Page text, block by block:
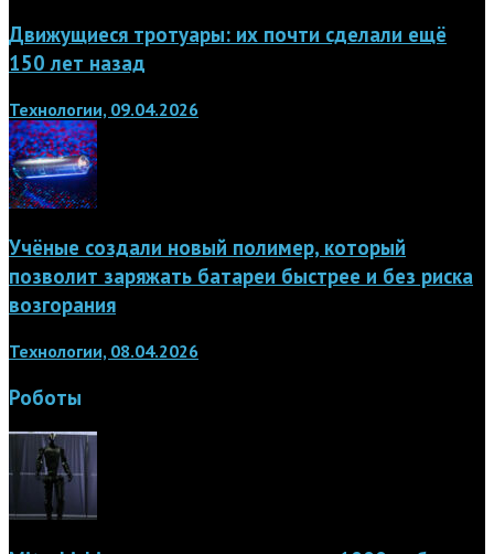
Движущиеся тротуары: их почти сделали ещё
150 лет назад
Технологии, 09.04.2026
Учёные создали новый полимер, который
позволит заряжать батареи быстрее и без риска
возгорания
Технологии, 08.04.2026
Роботы